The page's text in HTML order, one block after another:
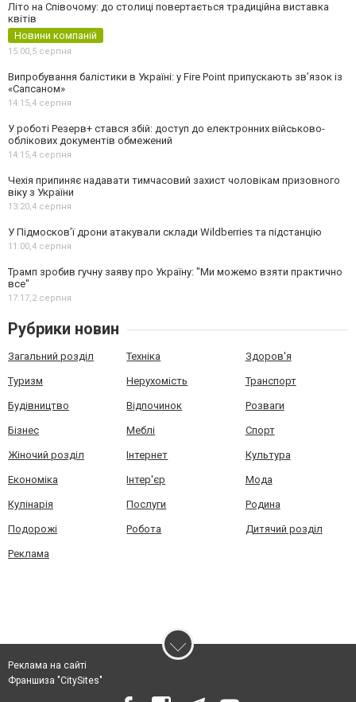
Літо на Співочому: до столиці повертається традиційна виставка
квітів
Новини компаній
15:00,5 серпня
Випробування балістики в Україні: у Fire Point припускають зв’язок із
«Сапсаном»
14:15,4 серпня
У роботі Резерв+ стався збій: доступ до електронних військово-
облікових документів обмежений
14:15,4 серпня
Чехія припиняє надавати тимчасовий захист чоловікам призовного
віку з України
13:20,4 серпня
У Підмосков’ї дрони атакували склади Wildberries та підстанцію
11:00,4 серпня
Трамп зробив гучну заяву про Україну: "Ми можемо взяти практично
все"
17:17,2 серпня
Рубрики новин
Загальний розділ Техніка Здоров'я
Туризм Нерухомість Транспорт
Будівництво Відпочинок Розваги
Бізнес Меблі Спорт
Жіночий розділ Інтернет Культура
Економіка Інтер'єр Мода
Кулінарія Послуги Родина
Подорожі Робота Дитячий розділ
Реклама
Реклама на сайті
Франшиза "CitySites"